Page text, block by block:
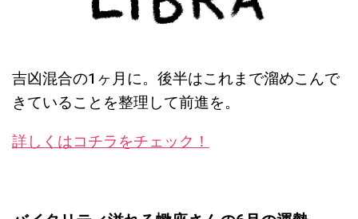
吉凶混合の1ヶ月に。後半はこれまで溜めこんで
きていることを整理して前進を。
詳しくはコチラをチェック！